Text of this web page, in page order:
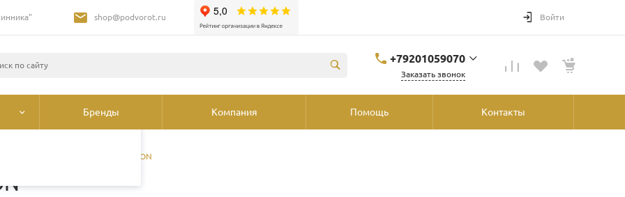
и третьими
страниц
shop@podvorot.ru Войти
+79201059070
Заказать звонок
Бренды Компания Помощь Контакты
Свитшот KRAKATAU FALCON